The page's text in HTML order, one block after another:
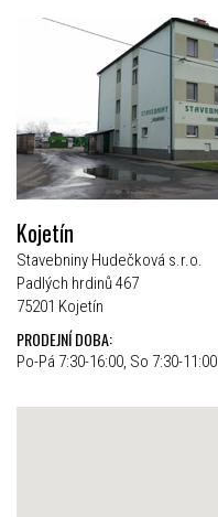
Kojetín
Stavebniny Hudečková s.r.o.
Padlých hrdinů 467
75201 Kojetín
PRODEJNÍ DOBA:
Po-Pá 7:30-16:00, So 7:30-11:00